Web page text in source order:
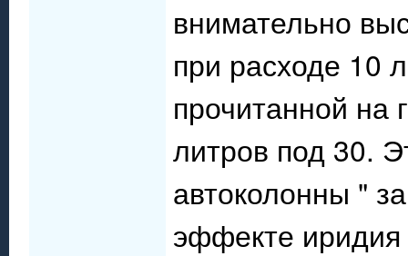
внимательно
при расходе 10
прочитанной на
литров под 30.
автоколонны "
эффекте